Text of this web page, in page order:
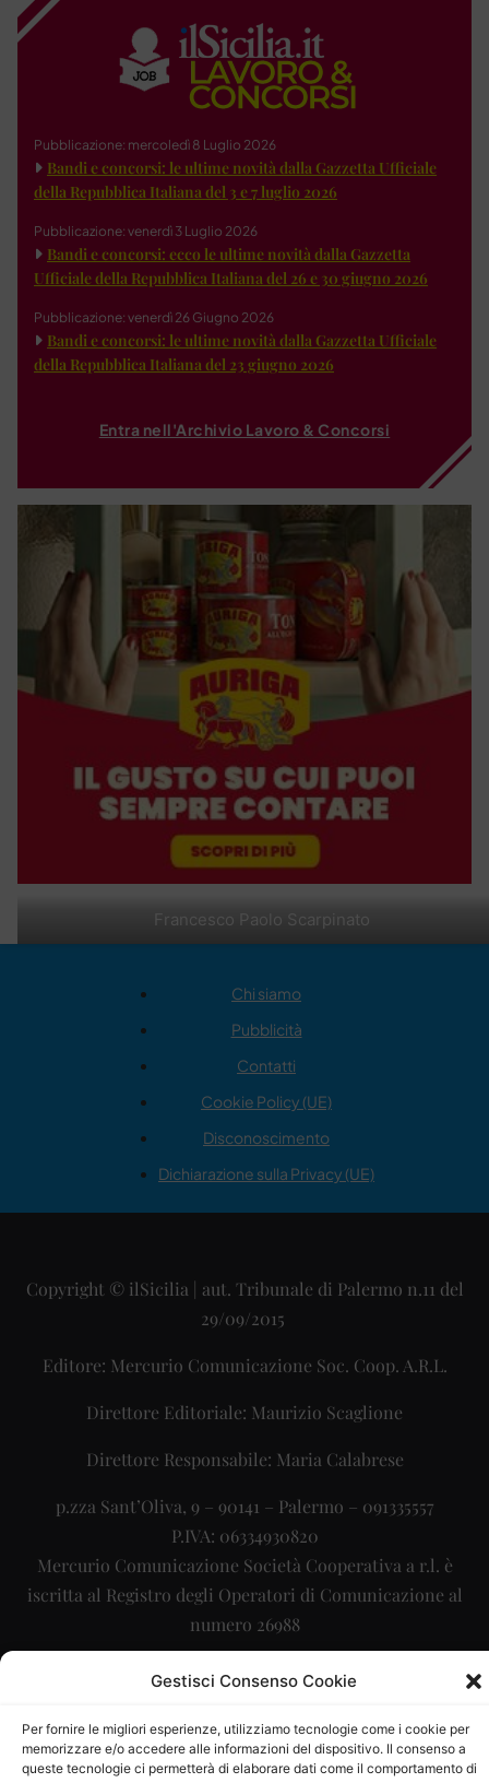
Gestisci Consenso Cookie
Per fornire le migliori esperienze, utilizziamo tecnologie come i cookie per
memorizzare e/o accedere alle informazioni del dispositivo. Il consenso a
queste tecnologie ci permetterà di elaborare dati come il comportamento di
Francesco Paolo Scarpinato
Pubblicazione: mercoledì 8 Luglio 2026
Bandi e concorsi: le ultime novità dalla Gazzetta Ufficiale
della Repubblica Italiana del 3 e 7 luglio 2026
Pubblicazione: venerdì 3 Luglio 2026
Bandi e concorsi: ecco le ultime novità dalla Gazzetta
Ufficiale della Repubblica Italiana del 26 e 30 giugno 2026
Pubblicazione: venerdì 26 Giugno 2026
Bandi e concorsi: le ultime novità dalla Gazzetta Ufficiale
della Repubblica Italiana del 23 giugno 2026
Entra nell'Archivio Lavoro & Concorsi
Chi siamo
Pubblicità
Contatti
Cookie Policy (UE)
Disconoscimento
Dichiarazione sulla Privacy (UE)
Copyright © ilSicilia | aut. Tribunale di Palermo n.11 del
29/09/2015
Editore: Mercurio Comunicazione Soc. Coop. A.R.L.
Direttore Editoriale: Maurizio Scaglione
Direttore Responsabile: Maria Calabrese
p.zza Sant’Oliva, 9 – 90141 – Palermo – 091335557
P.IVA: 06334930820
Mercurio Comunicazione Società Cooperativa a r.l. è
iscritta al Registro degli Operatori di Comunicazione al
numero 26988
Sito gestito da La Digitale srl info@ladigitale.it